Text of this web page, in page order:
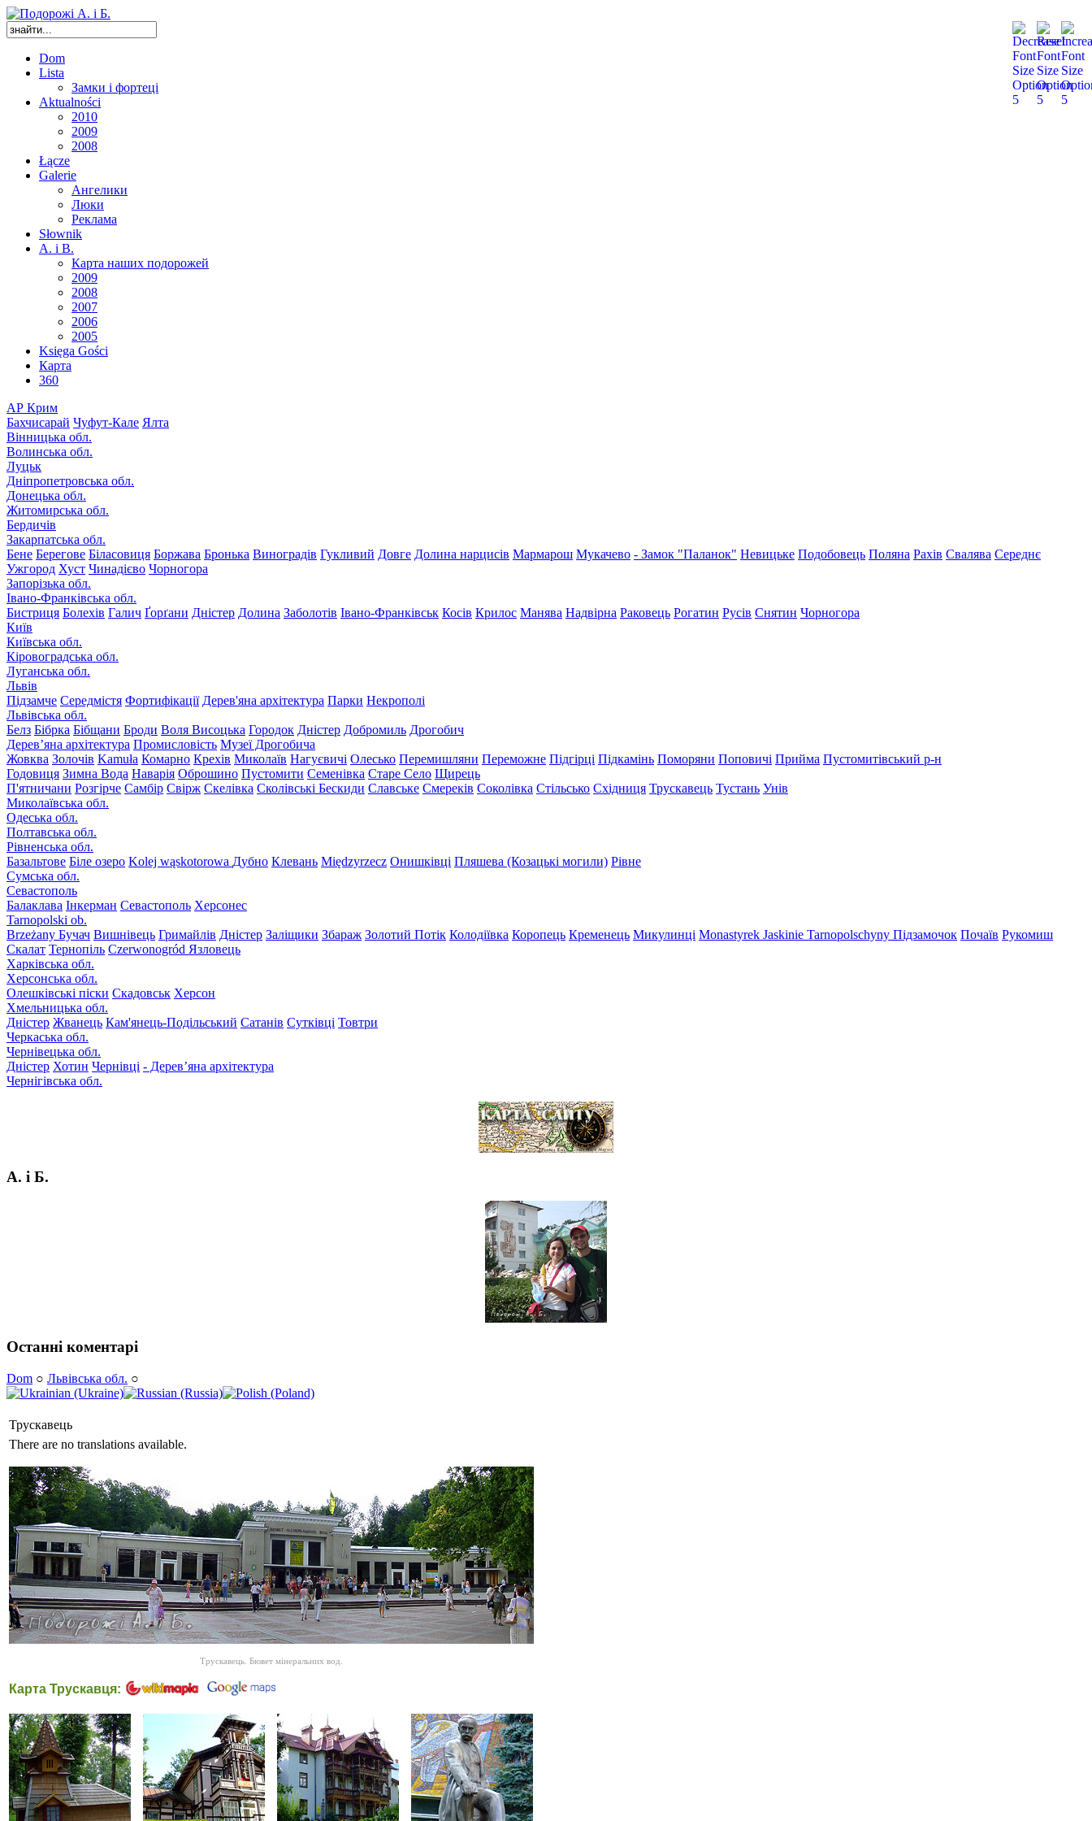
Dom
Lista
Замки і фортеці
Aktualności
2010
2009
2008
Łącze
Galerie
Ангелики
Люки
Реклама
Słownik
A. i B.
Карта наших подорожей
2009
2008
2007
2006
2005
Księga Gości
Карта
360
АР Крим
Бахчисарай Чуфут-Кале Ялта
Вінницька обл.
Волинська обл.
Луцьк
Дніпропетровська обл.
Донецька обл.
Житомирська обл.
Бердичів
Закарпатська обл.
Бене Берегове Біласовиця Боржава Бронька Виноградів Гукливий Довге Долина нарцисів Мармарош Мукачево - Замок "Паланок" Невицьке Подобовець Поляна Рахів Свалява Середнє
Ужгород Хуст Чинадієво Чорногора
Запорізька обл.
Івано-Франківська обл.
Бистриця Болехів Галич Ґорґани Дністер Долина Заболотів Івано-Франківськ Косів Крилос Манява Надвірна Раковець Рогатин Русів Снятин Чорногора
Київ
Київська обл.
Кіровоградська обл.
Луганська обл.
Львів
Підзамче Середмістя Фортифікації Дерев'яна архітектура Парки Некрополі
Львівська обл.
Белз Бібрка Бібщани Броди Воля Висоцька Городок Дністер Добромиль Дрогобич
Дерев’яна архітектура Промисловість Музеї Дрогобича
Жовква Золочів Kamuła Комарно Крехів Миколаїв Нагуєвичі Олесько Перемишляни Переможне Підгірці Підкамінь Поморяни Поповичі Прийма Пустомитівський р-н
Годовиця Зимна Вода Наварія Оброшино Пустомити Семенівка Старе Село Щирець
П'ятничани Розгірче Самбір Свірж Скелівка Сколівські Бескиди Славське Смереків Соколівка Стільсько Східниця Трускавець Тустань Унів
Миколаївська обл.
Одеська обл.
Полтавська обл.
Рівненська обл.
Базальтове Біле озеро Kolej wąskotorowa Дубно Клевань Międzyrzecz Онишківці Пляшева (Козацькі могили) Рівне
Сумська обл.
Севастополь
Балаклава Інкерман Севастополь Херсонес
Tarnopolski ob.
Brzeżany Бучач Вишнівець Гримайлів Дністер Заліщики Збараж Золотий Потік Колодіївка Коропець Кременець Микулинці Monastyrek Jaskinie Tarnopolschyny Підзамочок Почаїв Рукомиш
Скалат Тернопіль Czerwonogród Язловець
Харківська обл.
Херсонська обл.
Олешківські піски Скадовськ Херсон
Хмельницька обл.
Дністер Жванець Кам'янець-Подільський Сатанів Сутківці Товтри
Черкаська обл.
Чернівецька обл.
Дністер Хотин Чернівці - Дерев’яна архітектура
Чернігівська обл.
А. і Б.
Останні коментарі
Dom ○ Львівська обл. ○
Трускавець
There are no translations available.
Трускавець. Бювет мінеральних вод.
Карта Трускавця: